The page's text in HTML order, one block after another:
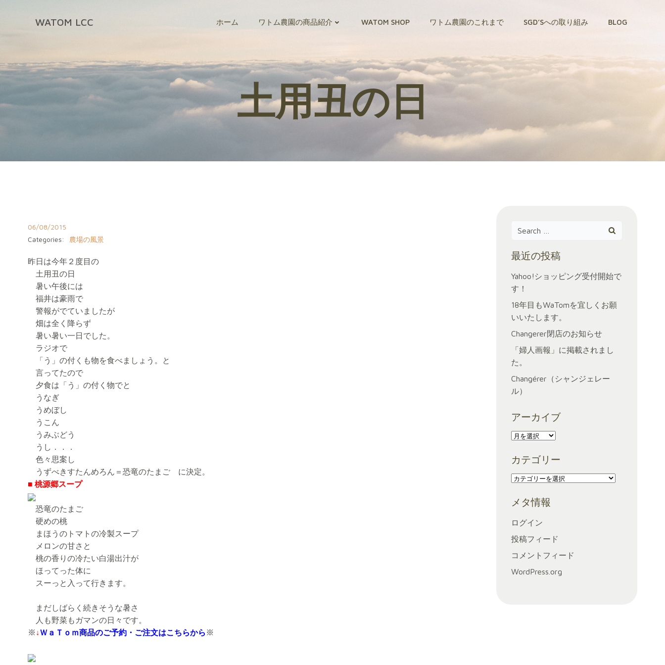
へ
ス
WATOM LCC ホーム ワトム農園の商品紹介 WATOM SHOP ワトム農園のこれまで SGD’Sへの取り組み BLOG
土用丑の日
06/08/2015
Categories:
農場の風景
昨日は今年２度目の
土用丑の日
暑い午後には
福井は豪雨で
警報がでていましたが
畑は全く降らず
暑い暑い一日でした。
ラジオで
「う」の付くも物を食べましょう。と
言ってたので
夕食は「う」の付く物でと
うなぎ
うめぼし
うこん
うみぶどう
うし．．．
色々思案し
うずべきすたんめろん＝恐竜のたまご に決定。
■ 桃源郷スープ
恐竜のたまご
硬めの桃
まほうのトマトの冷製スープ
メロンの甘さと
桃の香りの冷たい白湯出汁が
ほってった体に
スーっと入って行きます。
まだしばらく続きそうな暑さ
人も野菜もガマンの日々です。
※↓ＷａＴｏｍ商品のご予約・ご注文はこちらから ※
Search
最近の投稿
Yahoo!ショッピング受付開始で
す！
18年目もWaTomを宜しくお願
いいたします。
Changerer閉店のお知らせ
「婦人画報」に掲載されまし
た。
Changérer（シャンジェレー
ル）
アーカイブ
ア
カ
イ
ブ
カテゴリー
カ
ゴ
ー
メタ情報
ログイン
投稿フィード
コメントフィード
WordPress.org